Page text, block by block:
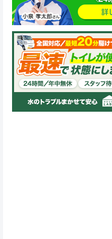
クチコミ